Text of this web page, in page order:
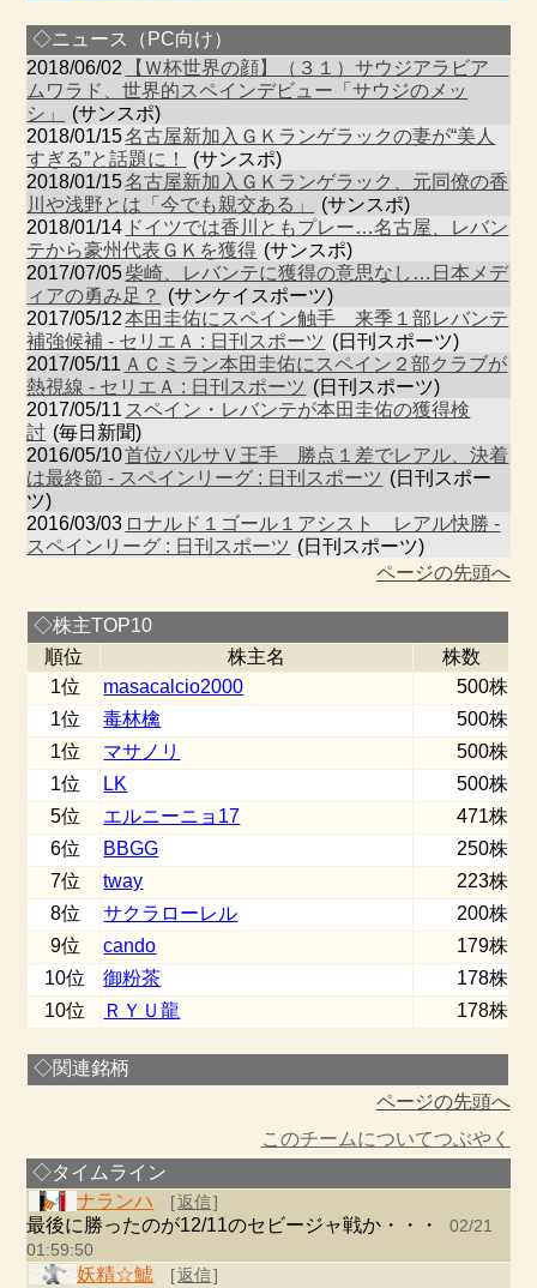
◇ニュース（PC向け）
2018/06/02
【Ｗ杯世界の顔】（３１）サウジアラビア
ムワラド、世界的スペインデビュー「サウジのメッ
シ」
(サンスポ)
2018/01/15名古屋新加入ＧＫランゲラックの妻が“美人
すぎる”と話題に！
(サンスポ)
2018/01/15名古屋新加入ＧＫランゲラック、元同僚の香
川や浅野とは「今でも親交ある」
(サンスポ)
2018/01/14 ドイツでは香川ともプレー…名古屋、レバン
テから豪州代表ＧＫを獲得 (サンスポ)
2017/07/05柴崎、レバンテに獲得の意思なし…日本メデ
ィアの勇み足？
(サンケイスポーツ)
2017/05/12 本田圭佑にスペイン触手 来季１部レバンテ
補強候補 - セリエＡ : 日刊スポーツ (日刊スポーツ)
2017/05/11 ＡＣミラン本田圭佑にスペイン２部クラブが
熱視線 - セリエＡ : 日刊スポーツ (日刊スポーツ)
2017/05/11 スペイン・レバンテが本田圭佑の獲得検
討 (毎日新聞)
2016/05/10首位バルサＶ王手 勝点１差でレアル、決着
は最終節 - スペインリーグ : 日刊スポーツ (日刊スポー
ツ)
2016/03/03 ロナルド１ゴール１アシスト レアル快勝 -
スペインリーグ : 日刊スポーツ (日刊スポーツ)
ページの先頭へ
◇株主TOP10
順位
株主名
株数
1位
masacalcio2000
500株
1位
毒林檎
500株
1位
マサノリ
500株
1位
LK
500株
5位
エルニーニョ17
471株
6位
BBGG
250株
7位
tway
223株
8位
サクラローレル
200株
9位
cando
179株
10位
御粉茶
178株
10位
ＲＹＵ龍 178株
◇関連銘柄
ページの先頭へ
このチームについてつぶやく
◇タイムライン
ナランハ
[返信]
最後に勝ったのが12/11のセビージャ戦か・・・
02/21
01:59:50
妖精☆鯱 [返信]